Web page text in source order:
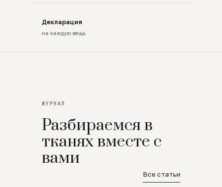
Декларация
на каждую вещь
ЖУРНАЛ
Разбираемся в
тканях вместе с
вами
Все статьи